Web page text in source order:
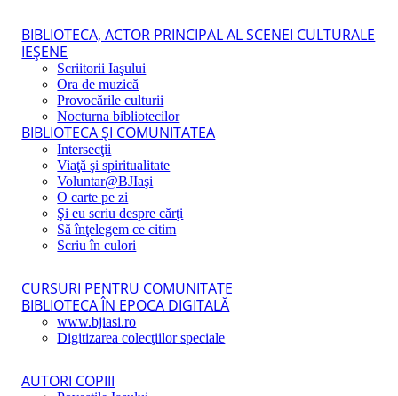
BIBLIOTECA, ACTOR PRINCIPAL AL SCENEI CULTURALE
IEŞENE
Scriitorii Iaşului
Ora de muzică
Provocările culturii
Nocturna bibliotecilor
BIBLIOTECA ŞI COMUNITATEA
Intersecţii
Viaţă şi spiritualitate
Voluntar@BJIaşi
O carte pe zi
Şi eu scriu despre cărţi
Să înţelegem ce citim
Scriu în culori
CURSURI PENTRU COMUNITATE
BIBLIOTECA ÎN EPOCA DIGITALĂ
www.bjiasi.ro
Digitizarea colecţiilor speciale
AUTORI COPIII